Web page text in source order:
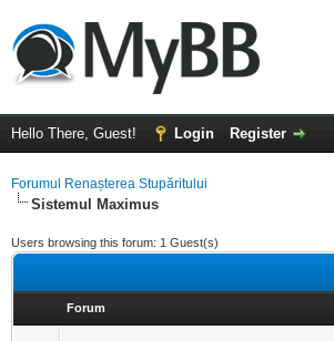
Hello There, Guest! Login Register
Forumul Renașterea Stupăritului
Sistemul Maximus
Users browsing this forum: 1 Guest(s)
Forum